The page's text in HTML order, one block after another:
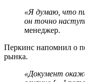
«Я думаю, что
он точно
менеджер.
Перкинс напомнил о
рынка.
«Документ